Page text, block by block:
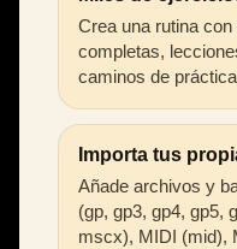
Crea una rutina
completas,
caminos de
Importa tus
Añade archivos y
(gp, gp3, gp4, gp5,
mscx), MIDI (mid),